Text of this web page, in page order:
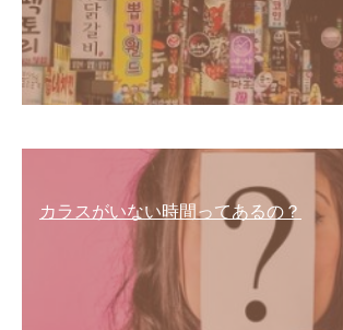
カラスがいない時間ってあるの？